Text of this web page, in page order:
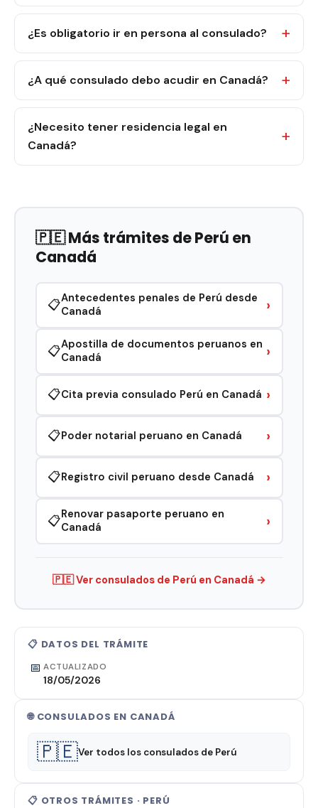
📋 DATOS DEL TRÁMITE
📅 ACTUALIZADO
18/05/2026
🌐 CONSULADOS EN CANADÁ
🇵🇪Ver todos los consulados de Perú
📋 OTROS TRÁMITES · PERÚ
¿Es obligatorio ir en persona al consulado?
¿A qué consulado debo acudir en Canadá?
¿Necesito tener residencia legal en
Canadá?
🇵🇪 Más trámites de Perú en
Canadá
📋Antecedentes penales de Perú desde
Canadá
›
📋Apostilla de documentos peruanos en
Canadá
›
📋Cita previa consulado Perú en Canadá ›
📋Poder notarial peruano en Canadá ›
📋Registro civil peruano desde Canadá ›
📋Renovar pasaporte peruano en
Canadá
›
🇵🇪 Ver consulados de Perú en Canadá →